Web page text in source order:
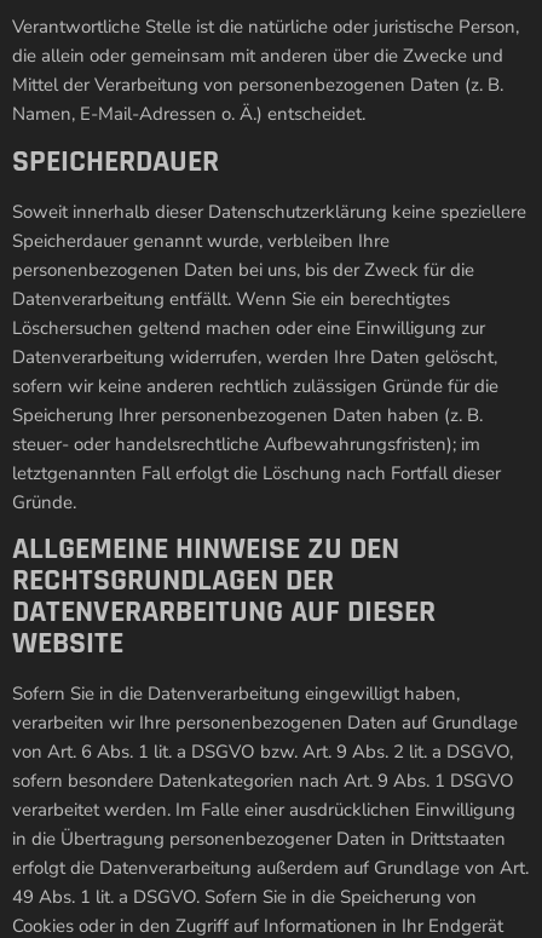
Verantwortliche Stelle ist die natürliche oder juristische Person,
die allein oder gemeinsam mit anderen über die Zwecke und
Mittel der Verarbeitung von personenbezogenen Daten (z. B.
Namen, E-Mail-Adressen o. Ä.) entscheidet.
SPEICHERDAUER
Soweit innerhalb dieser Datenschutzerklärung keine speziellere
Speicherdauer genannt wurde, verbleiben Ihre
personenbezogenen Daten bei uns, bis der Zweck für die
Datenverarbeitung entfällt. Wenn Sie ein berechtigtes
Löschersuchen geltend machen oder eine Einwilligung zur
Datenverarbeitung widerrufen, werden Ihre Daten gelöscht,
sofern wir keine anderen rechtlich zulässigen Gründe für die
Speicherung Ihrer personenbezogenen Daten haben (z. B.
steuer- oder handelsrechtliche Aufbewahrungsfristen); im
letztgenannten Fall erfolgt die Löschung nach Fortfall dieser
Gründe.
ALLGEMEINE HINWEISE ZU DEN
RECHTSGRUNDLAGEN DER
DATENVERARBEITUNG AUF DIESER
WEBSITE
Sofern Sie in die Datenverarbeitung eingewilligt haben,
verarbeiten wir Ihre personenbezogenen Daten auf Grundlage
von Art. 6 Abs. 1 lit. a DSGVO bzw. Art. 9 Abs. 2 lit. a DSGVO,
sofern besondere Datenkategorien nach Art. 9 Abs. 1 DSGVO
verarbeitet werden. Im Falle einer ausdrücklichen Einwilligung
in die Übertragung personenbezogener Daten in Drittstaaten
erfolgt die Datenverarbeitung außerdem auf Grundlage von Art.
49 Abs. 1 lit. a DSGVO. Sofern Sie in die Speicherung von
Cookies oder in den Zugriff auf Informationen in Ihr Endgerät